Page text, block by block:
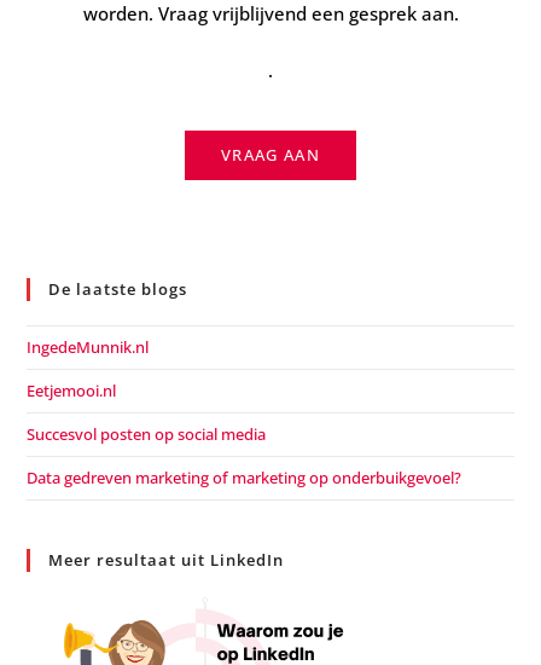
worden. Vraag vrijblijvend een gesprek aan.
.
VRAAG AAN
De laatste blogs
IngedeMunnik.nl
Eetjemooi.nl
Succesvol posten op social media
Data gedreven marketing of marketing op onderbuikgevoel?
Meer resultaat uit LinkedIn